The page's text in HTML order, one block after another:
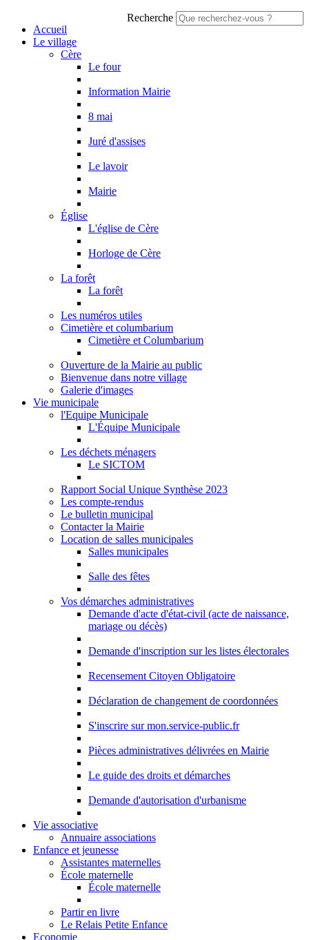
Recherche
Accueil
Le village
Cère
Le four
Information Mairie
8 mai
Juré d'assises
Le lavoir
Mairie
Église
L'église de Cère
Horloge de Cère
La forêt
La forêt
Les numéros utiles
Cimetière et columbarium
Cimetière et Columbarium
Ouverture de la Mairie au public
Bienvenue dans notre village
Galerie d'images
Vie municipale
l'Equipe Municipale
L'Équipe Municipale
Les déchets ménagers
Le SICTOM
Rapport Social Unique Synthèse 2023
Les compte-rendus
Le bulletin municipal
Contacter la Mairie
Location de salles municipales
Salles municipales
Salle des fêtes
Vos démarches administratives
Demande d'acte d'état-civil (acte de naissance,
mariage ou décès)
Demande d'inscription sur les listes électorales
Recensement Citoyen Obligatoire
Déclaration de changement de coordonnées
S'inscrire sur mon.service-public.fr
Pièces administratives délivrées en Mairie
Le guide des droits et démarches
Demande d'autorisation d'urbanisme
Vie associative
Annuaire associations
Enfance et jeunesse
Assistantes maternelles
École maternelle
École maternelle
Partir en livre
Le Relais Petite Enfance
Economie